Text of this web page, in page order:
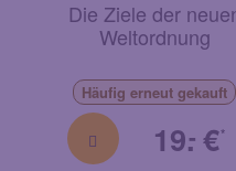
Die Ziele der
Weltordnung
Häufig erneut gekauft
19.
- €*